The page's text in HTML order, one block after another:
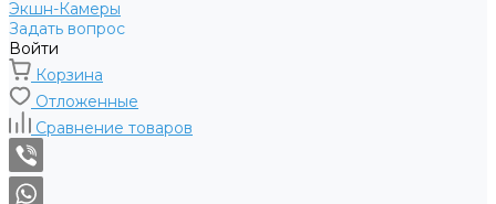
Экшн-Камеры
Задать вопрос
Войти
Корзина
Отложенные
Сравнение товаров